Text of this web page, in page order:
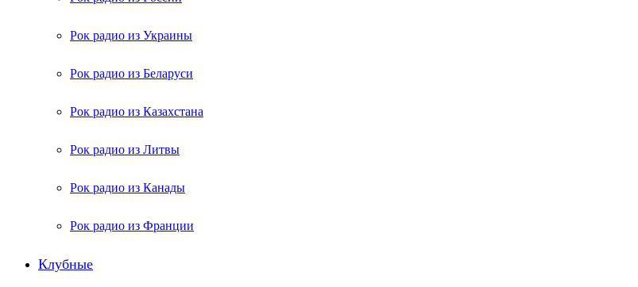
Рок радио из Украины
Рок радио из Беларуси
Рок радио из Казахстана
Рок радио из Литвы
Рок радио из Канады
Рок радио из Франции
Клубные